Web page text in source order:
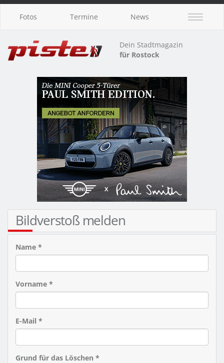
Fotos Termine News
Dein Stadtmagazin
für Rostock
Bildverstoß melden
Name *
Vorname *
E-Mail *
Grund für das Löschen *